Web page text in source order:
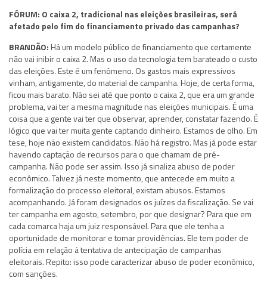
FÓRUM: O caixa 2, tradicional nas eleições brasileiras, será
afetado pelo fim do financiamento privado das campanhas?
BRANDÃO: Há um modelo público de financiamento que certamente
não vai inibir o caixa 2. Mas o uso da tecnologia tem barateado o custo
das eleições. Este é um fenômeno. Os gastos mais expressivos
vinham, antigamente, do material de campanha. Hoje, de certa forma,
ficou mais barato. Não sei até que ponto o caixa 2, que era um grande
problema, vai ter a mesma magnitude nas eleições municipais. É uma
coisa que a gente vai ter que observar, aprender, constatar fazendo. É
lógico que vai ter muita gente captando dinheiro. Estamos de olho. Em
tese, hoje não existem candidatos. Não há registro. Mas já pode estar
havendo captação de recursos para o que chamam de pré-
campanha. Não pode ser assim. Isso já sinaliza abuso de poder
econômico. Talvez já neste momento, que antecede em muito a
formalização do processo eleitoral, existam abusos. Estamos
acompanhando. Já foram designados os juízes da fiscalização. Se vai
ter campanha em agosto, setembro, por que designar? Para que em
cada comarca haja um juiz responsável. Para que ele tenha a
oportunidade de monitorar e tomar providências. Ele tem poder de
polícia em relação à tentativa de antecipação de campanhas
eleitorais. Repito: isso pode caracterizar abuso de poder econômico,
com sanções.